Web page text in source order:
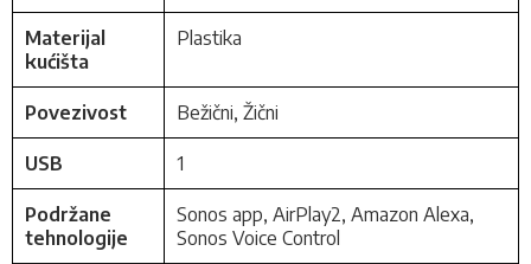
Materijal
kućišta
Plastika
Povezivost Bežični, Žični
USB 1
Podržane
tehnologije
Sonos app, AirPlay2, Amazon Alexa,
Sonos Voice Control